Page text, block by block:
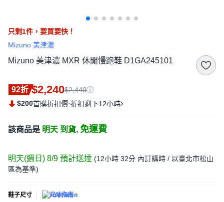
只剩1件， 要買要快！
Mizuno 美津濃
Mizuno 美津濃 MXR 休閒慢跑鞋 D1GA245101
92折 $2,240$2,440
$200首購折扣價·折扣剩下12小時
該商品是 明天 到貨, 免運費
明天(週日) 8/9 預計送達 (12小時 32分 內訂購時 / 以臺北市松山
區為基準)
鞋子尺寸 尺寸指南